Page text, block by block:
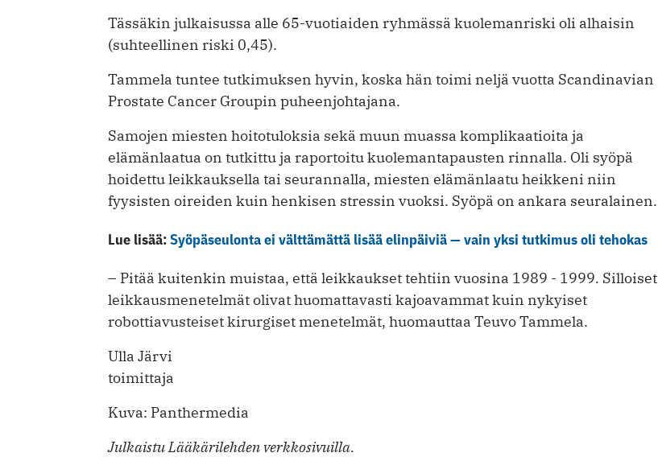
Tässäkin julkaisussa alle 65-vuotiaiden ryhmässä kuolemanriski oli alhaisin
(suhteellinen riski 0,45).
Tammela tuntee tutkimuksen hyvin, koska hän toimi neljä vuotta Scandinavian
Prostate Cancer Groupin puheenjohtajana.
Samojen miesten hoitotuloksia sekä muun muassa komplikaatioita ja
elämänlaatua on tutkittu ja raportoitu kuolemantapausten rinnalla. Oli syöpä
hoidettu leikkauksella tai seurannalla, miesten elämänlaatu heikkeni niin
fyysisten oireiden kuin henkisen stressin vuoksi. Syöpä on ankara seuralainen.
Lue lisää:Syöpäseulonta ei välttämättä lisää elinpäiviä — vain yksi tutkimus oli tehokas
– Pitää kuitenkin muistaa, että leikkaukset tehtiin vuosina 1989 - 1999. Silloiset
leikkausmenetelmät olivat huomattavasti kajoavammat kuin nykyiset
robottiavusteiset kirurgiset menetelmät, huomauttaa Teuvo Tammela.
Ulla Järvi
toimittaja
Kuva: Panthermedia
Julkaistu Lääkärilehden verkkosivuilla.